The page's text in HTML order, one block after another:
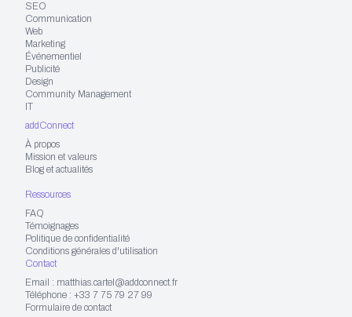
SEO
Communication
Web
Marketing
Événementiel
Publicité
Design
Community Management
IT
addConnect
À propos
Mission et valeurs
Blog et actualités
Ressources
FAQ
Témoignages
Politique de confidentialité
Conditions générales d'utilisation
Contact
Email : matthias.cartel@addconnect.fr
Téléphone : +33 7 75 79 27 99
Formulaire de contact